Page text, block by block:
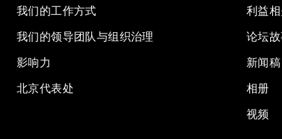
我们的工作方式
我们的领导团队与组织治理
影响力
北京代表处
利益
论坛
新闻稿
相册
视频